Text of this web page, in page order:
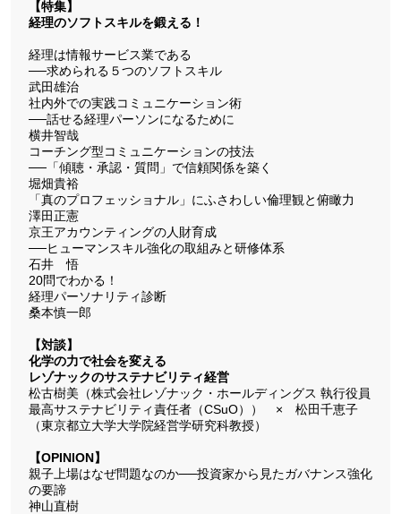
【特集】
経理のソフトスキルを鍛える！
経理は情報サービス業である
──求められる５つのソフトスキル
武田雄治
社内外での実践コミュニケーション術
──話せる経理パーソンになるために
横井智哉
コーチング型コミュニケーションの技法
──「傾聴・承認・質問」で信頼関係を築く
堀畑貴裕
「真のプロフェッショナル」にふさわしい倫理観と俯瞰力
澤田正憲
京王アカウンティングの人財育成
──ヒューマンスキル強化の取組みと研修体系
石井 悟
20問でわかる！
経理パーソナリティ診断
桑本慎一郎
【対談】
化学の力で社会を変える
レゾナックのサステナビリティ経営
松古樹美（株式会社レゾナック・ホールディングス 執行役員
最高サステナビリティ責任者（CSuO）） × 松田千恵子
（東京都立大学大学院経営学研究科教授）
【OPINION】
親子上場はなぜ問題なのか──投資家から見たガバナンス強化
の要諦
神山直樹